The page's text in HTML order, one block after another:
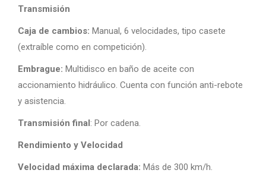
Transmisión
Caja de cambios: Manual, 6 velocidades, tipo casete
(extraíble como en competición).
Embrague: Multidisco en baño de aceite con
accionamiento hidráulico. Cuenta con función anti-rebote
y asistencia.
Transmisión final: Por cadena.
Rendimiento y Velocidad
Velocidad máxima declarada: Más de 300 km/h.